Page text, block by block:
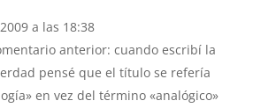
a las 18:38
anterior: cuando escribí la
pensé que el título se refería
en vez del término «analógico»